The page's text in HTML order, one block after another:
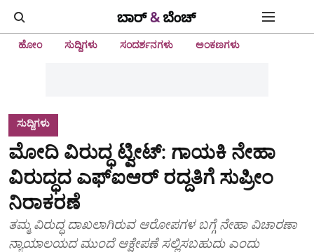
ಹೋಂ ಸುದ್ದಿಗಳು ಸಂದರ್ಶನಗಳು ಅಂಕಣಗಳು
ಸುದ್ದಿಗಳು
ಮೋದಿ ವಿರುದ್ಧ ಟ್ವೀಟ್: ಗಾಯಕಿ ನೇಹಾ
ವಿರುದ್ಧದ ಎಫ್ಐಆರ್ ರದ್ದತಿಗೆ ಸುಪ್ರೀಂ
ನಿರಾಕರಣೆ
ತಮ್ಮ ವಿರುದ್ಧ ದಾಖಲಾಗಿರುವ ಆರೋಪಗಳ ಬಗ್ಗೆ ನೇಹಾ ವಿಚಾರಣಾ
ನ್ಯಾಯಾಲಯದ ಮುಂದೆ ಆಕ್ಷೇಪಣೆ ಸಲ್ಲಿಸಬಹುದು ಎಂದು